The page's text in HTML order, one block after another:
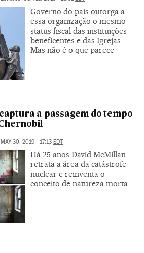
Governo do país outorga a
essa organização o mesmo
status fiscal das instituições
beneficentes e das Igrejas.
Mas não é o que parece
a passagem do tempo
MAY 30, 2019 - 17:13 EDT
Há 25 anos David McMillan
retrata a área da catástrofe
nuclear e reinventa o
conceito de natureza morta